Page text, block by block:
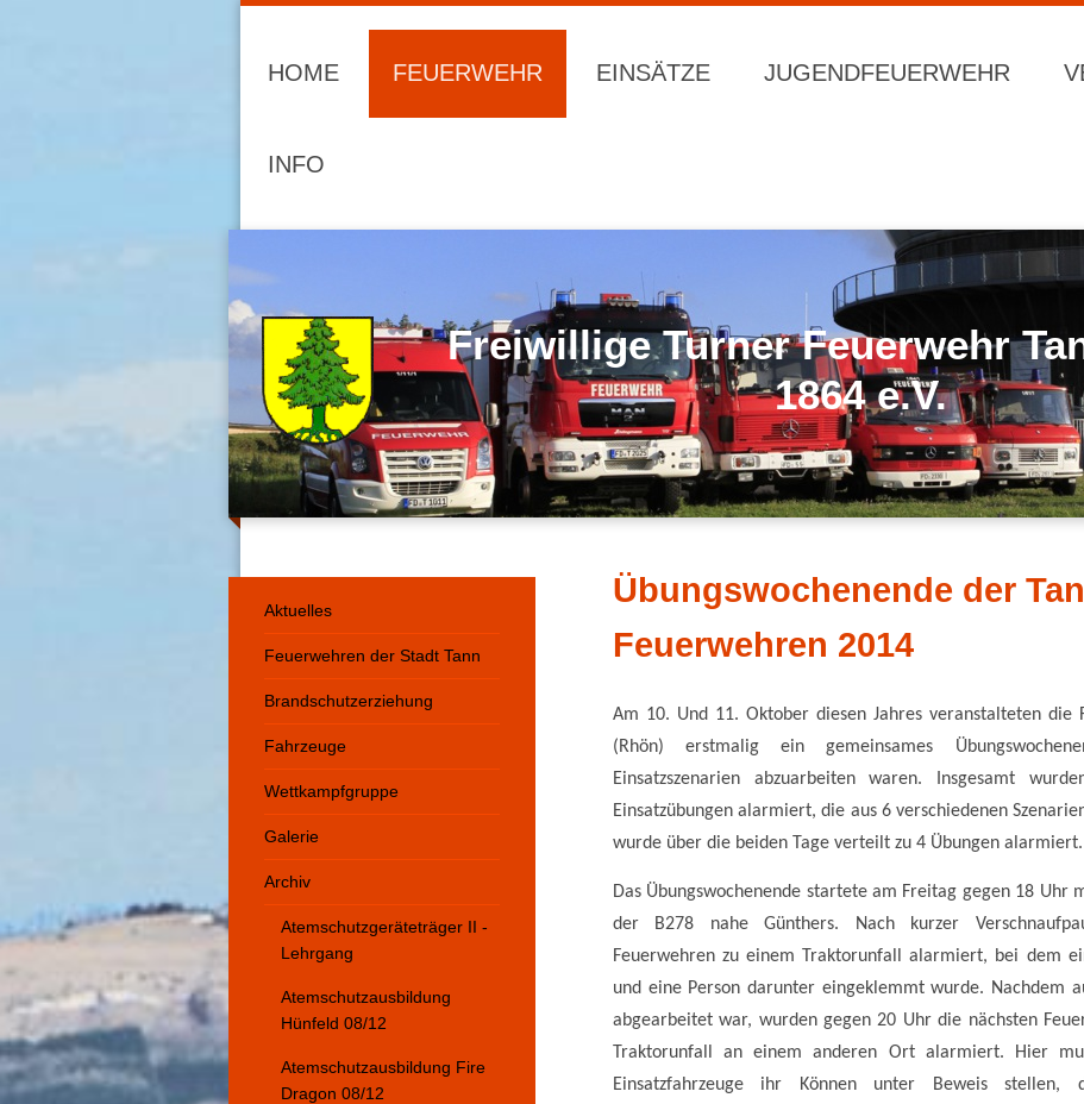
HOME FEUERWEHR EINSÄTZE JUGENDFEUERWEHR
INFO
Freiwillige Turner Feuerwehr
1864 e.V.
Übungswochenende der
Feuerwehren 2014
Am 10. Und 11. Oktober diesen Jahres veranstalteten die
(Rhön) erstmalig ein gemeinsames
Einsatzszenarien abzuarbeiten waren. Insgesamt
Einsatzübungen alarmiert, die aus 6 verschiedenen
wurde über die beiden Tage verteilt zu 4 Übungen alarmiert.
Das Übungswochenende startete am Freitag gegen 18 Uhr
der B278 nahe Günthers. Nach kurzer
Feuerwehren zu einem Traktorunfall alarmiert, bei dem
und eine Person darunter eingeklemmt wurde. Nachdem
abgearbeitet war, wurden gegen 20 Uhr die nächsten
Traktorunfall an einem anderen Ort alarmiert. Hier
Einsatzfahrzeuge ihr Können unter Beweis stellen,
Aktuelles
Feuerwehren der Stadt Tann
Brandschutzerziehung
Fahrzeuge
Wettkampfgruppe
Galerie
Archiv
Atemschutzgeräteträger II -
Lehrgang
Atemschutzausbildung
Hünfeld 08/12
Atemschutzausbildung Fire
Dragon 08/12